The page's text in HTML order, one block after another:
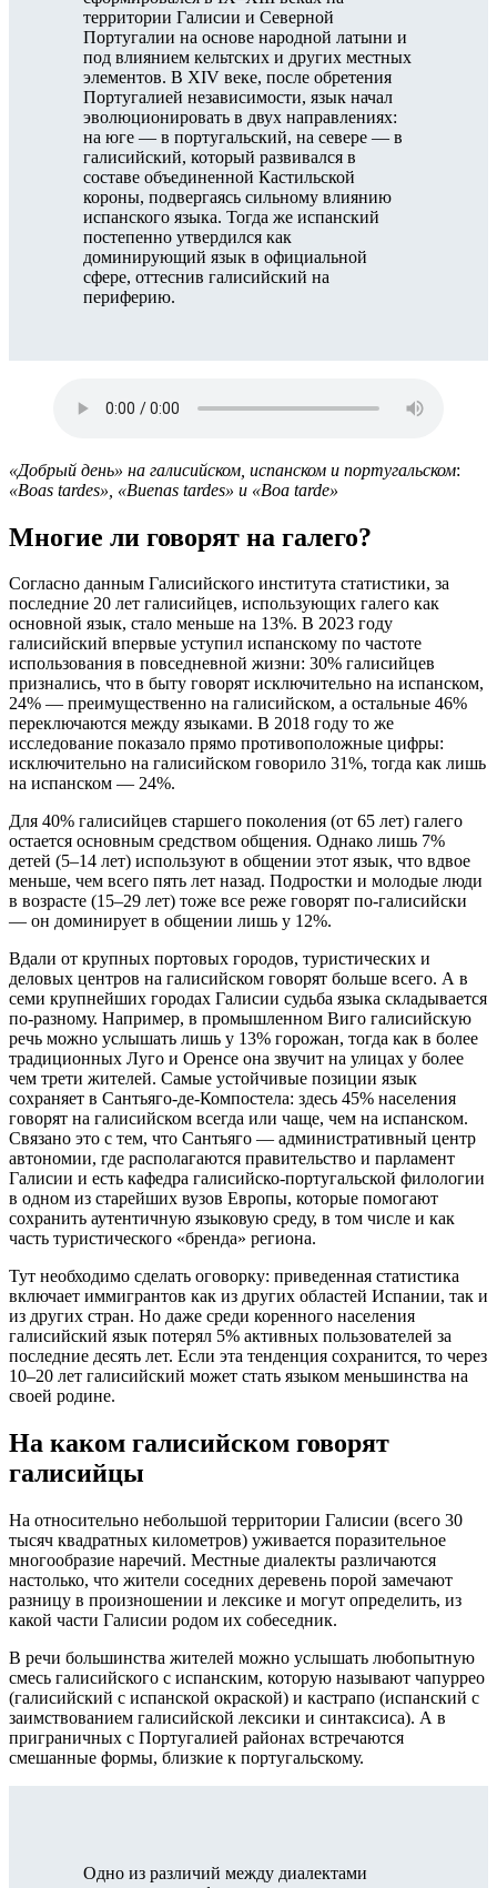
территории Галисии и Северной
Португалии на основе народной латыни и
под влиянием кельтских и других местных
элементов. В XIV веке, после обретения
Португалией независимости, язык начал
эволюционировать в двух направлениях:
на юге — в португальский, на севере — в
галисийский, который развивался в
составе объединенной Кастильской
короны, подвергаясь сильному влиянию
испанского языка. Тогда же испанский
постепенно утвердился как
доминирующий язык в официальной
сфере, оттеснив галисийский на
периферию.
«Добрый день» на галисийском, испанском и португальском:
«Boas tardes», «Buenas tardes» и «Boa tarde»
Многие ли говорят на галего?
Согласно данным Галисийского института статистики, за
последние 20 лет галисийцев, использующих галего как
основной язык, стало меньше на 13%. В 2023 году
галисийский впервые уступил испанскому по частоте
использования в повседневной жизни: 30% галисийцев
признались, что в быту говорят исключительно на испанском,
24% — преимущественно на галисийском, а остальные 46%
переключаются между языками. В 2018 году то же
исследование показало прямо противоположные цифры:
исключительно на галисийском говорило 31%, тогда как лишь
на испанском — 24%.
Для 40% галисийцев старшего поколения (от 65 лет) галего
остается основным средством общения. Однако лишь 7%
детей (5–14 лет) используют в общении этот язык, что вдвое
меньше, чем всего пять лет назад. Подростки и молодые люди
в возрасте (15–29 лет) тоже все реже говорят по-галисийски
— он доминирует в общении лишь у 12%.
Вдали от крупных портовых городов, туристических и
деловых центров на галисийском говорят больше всего. А в
семи крупнейших городах Галисии судьба языка складывается
по-разному. Например, в промышленном Виго галисийскую
речь можно услышать лишь у 13% горожан, тогда как в более
традиционных Луго и Оренсе она звучит на улицах у более
чем трети жителей. Самые устойчивые позиции язык
сохраняет в Сантьяго-де-Компостела: здесь 45% населения
говорят на галисийском всегда или чаще, чем на испанском.
Связано это с тем, что Сантьяго — административный центр
автономии, где располагаются правительство и парламент
Галисии и есть кафедра галисийско-португальской филологии
в одном из старейших вузов Европы, которые помогают
сохранить аутентичную языковую среду, в том числе и как
часть туристического «бренда» региона.
Тут необходимо сделать оговорку: приведенная статистика
включает иммигрантов как из других областей Испании, так и
из других стран. Но даже среди коренного населения
галисийский язык потерял 5% активных пользователей за
последние десять лет. Если эта тенденция сохранится, то через
10–20 лет галисийский может стать языком меньшинства на
своей родине.
На каком галисийском говорят
галисийцы
На относительно небольшой территории Галисии (всего 30
тысяч квадратных километров) уживается поразительное
многообразие наречий. Местные диалекты различаются
настолько, что жители соседних деревень порой замечают
разницу в произношении и лексике и могут определить, из
какой части Галисии родом их собеседник.
В речи большинства жителей можно услышать любопытную
смесь галисийского с испанским, которую называют чапуррео
(галисийский с испанской окраской) и кастрапо (испанский с
заимствованием галисийской лексики и синтаксиса). А в
приграничных с Португалией районах встречаются
смешанные формы, близкие к португальскому.
Одно из различий между диалектами